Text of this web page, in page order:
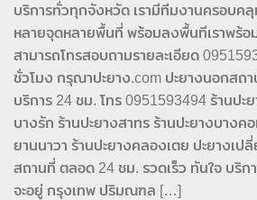
บริการทั่วทุกจังหวัด เรามีทีมงานครอบค
หลายจุดหลายพื้นที่ พร้อมลงพื้นทีเราพร้อ
สามารถโทรสอบถามรายละเอียด
ชั่วโมง กรุณาปะยาง.com ปะยางนอกสถ
บริการ 24 ชม. โทร 0951593494 ร้านปะ
บางรัก ร้านปะยางสาทร ร้านปะยางบางค
ยานนาวา ร้านปะยางคลองเตย ปะยางเป
สถานที่ ตลอด 24 ชม. รวดเร็ว ทันใจ บริก
จะอยู่ กรุงเทพ ปริมณฑล […]